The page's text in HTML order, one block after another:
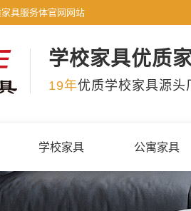
具服务体官网网站
学校家具优质
19年优质学校家具源头
学校家具 公寓家具